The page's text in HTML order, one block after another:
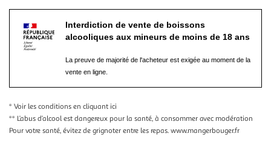
Interdiction de vente de boissons
alcooliques aux mineurs de moins de 18 ans
La preuve de majorité de l'acheteur est exigée au moment de la
vente en ligne.
* Voir les conditions en cliquant ici
** L’abus d’alcool est dangereux pour la santé, à consommer avec modération
Pour votre santé, évitez de grignoter entre les repas. www.mangerbouger.fr